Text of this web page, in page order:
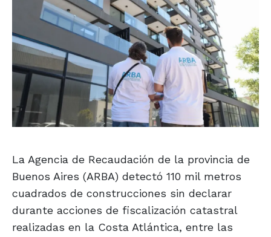
La Agencia de Recaudación de la provincia de
Buenos Aires (ARBA) detectó 110 mil metros
cuadrados de construcciones sin declarar
durante acciones de fiscalización catastral
realizadas en la Costa Atlántica, entre las